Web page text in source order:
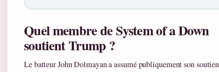
Quel membre de System of a Down
soutient Trump ?
Le batteur John Dolmayan a assumé publiquement son